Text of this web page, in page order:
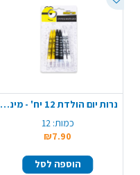
נרות יום הולדת 12 יח' - מיניונים
כמות: 12
₪7.90
הוספה לסל